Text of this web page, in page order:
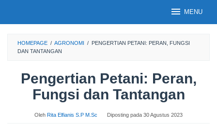
MENU
HOMEPAGE / AGRONOMI / PENGERTIAN PETANI: PERAN, FUNGSI
DAN TANTANGAN
Pengertian Petani: Peran,
Fungsi dan Tantangan
Oleh Rita Elfianis S.P M.Sc Diposting pada 30 Agustus 2023